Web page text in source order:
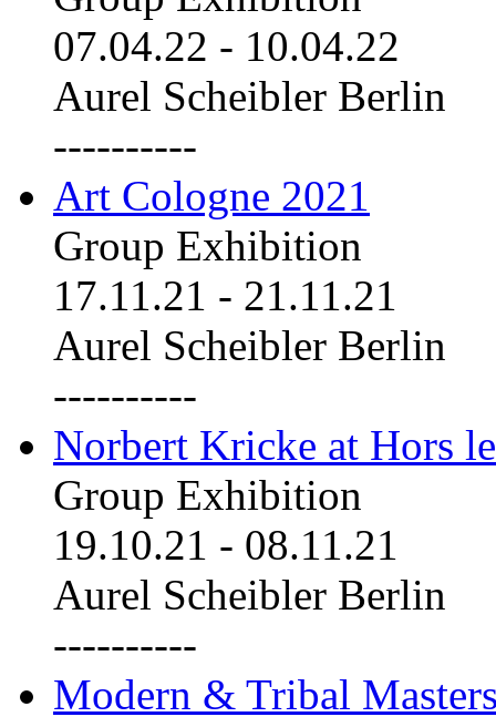
07.04.22 - 10.04.22
Aurel Scheibler Berlin
----------
Art Cologne 2021
Group Exhibition
17.11.21 - 21.11.21
Aurel Scheibler Berlin
----------
Norbert Kricke at Hors
Group Exhibition
19.10.21 - 08.11.21
Aurel Scheibler Berlin
----------
Modern & Tribal